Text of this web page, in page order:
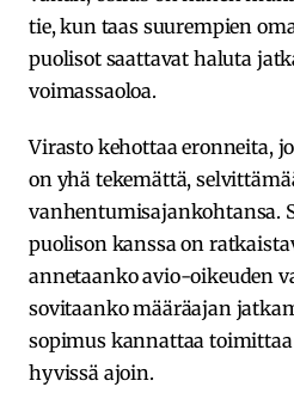
tie, kun taas suurempien
puolisot saattavat haluta
voimassaoloa.
Virasto kehottaa eronneita,
on yhä tekemättä,
vanhentumisajankohtansa.
puolison kanssa on
annetaanko avio-oikeuden
sovitaanko määräajan
sopimus kannattaa
hyvissä ajoin.